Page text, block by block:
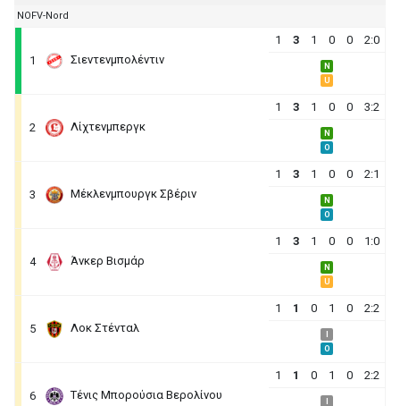
NOFV-Nord
1 Σιεντενμπολέντιν
1 3 1 0 0 2:0
N
U
2 Λίχτενμπεργκ
1 3 1 0 0 3:2
N
O
3 Μέκλενμπουργκ Σβέριν
1 3 1 0 0 2:1
N
O
4 Άνκερ Βισμάρ
1 3 1 0 0 1:0
N
U
5 Λοκ Στένταλ
1 1 0 1 0 2:2
O
6 Τένις Μπορούσια Βερολίνου
1 1 0 1 0 2:2